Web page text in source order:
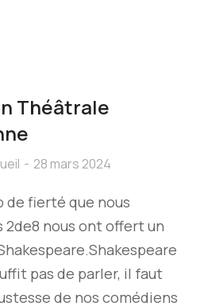
Théâtrale
28 mars 2024
de fierté que nous
2de8 nous ont offert un
pas de parler, il faut
de nos comédiens